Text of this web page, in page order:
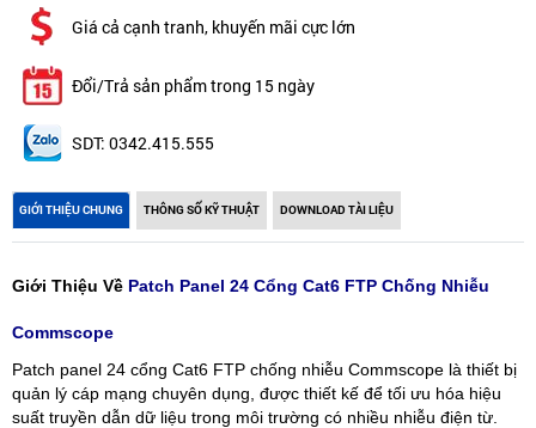
Giá cả cạnh tranh, khuyến mãi cực lớn
Đổi/Trả sản phẩm trong 15 ngày
SDT: 0342.415.555
GIỚI THIỆU CHUNG THÔNG SỐ KỸ THUẬT DOWNLOAD TÀI LIỆU
Giới Thiệu Về Patch Panel 24 Cổng Cat6 FTP Chống Nhiễu
Commscope
Patch panel 24 cổng Cat6 FTP chống nhiễu Commscope là thiết bị
quản lý cáp mạng chuyên dụng, được thiết kế để tối ưu hóa hiệu
suất truyền dẫn dữ liệu trong môi trường có nhiều nhiễu điện từ.